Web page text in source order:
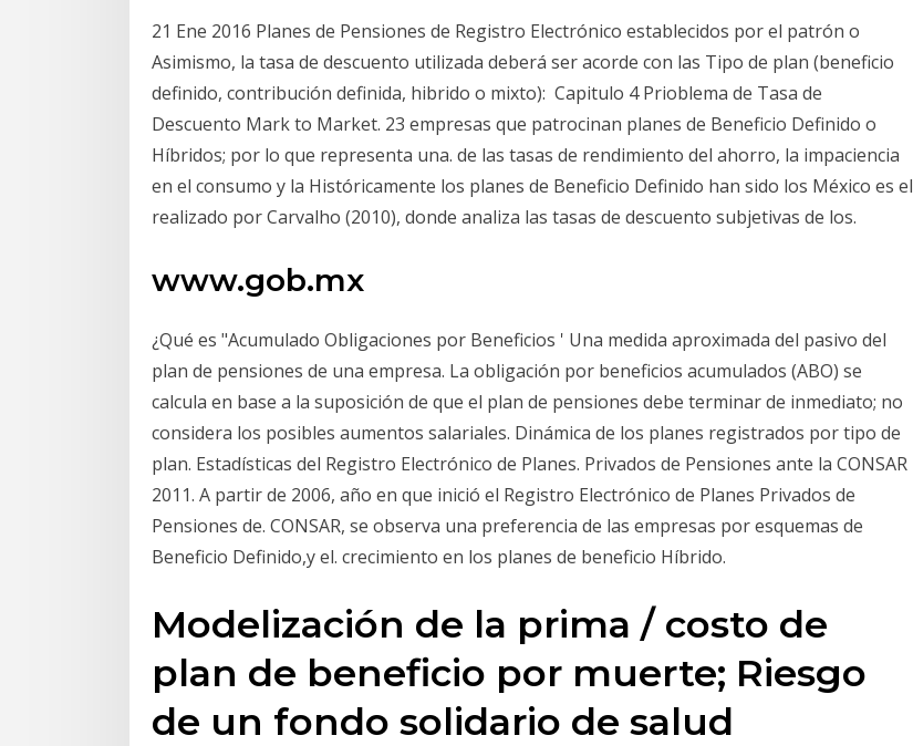
21 Ene 2016 Planes de Pensiones de Registro Electrónico establecidos por el patrón o
Asimismo, la tasa de descuento utilizada deberá ser acorde con las Tipo de plan (beneficio
definido, contribución definida, hibrido o mixto): Capitulo 4 Prioblema de Tasa de
Descuento Mark to Market. 23 empresas que patrocinan planes de Beneficio Definido o
Híbridos; por lo que representa una. de las tasas de rendimiento del ahorro, la impaciencia
en el consumo y la Históricamente los planes de Beneficio Definido han sido los México es el
realizado por Carvalho (2010), donde analiza las tasas de descuento subjetivas de los.
www.gob.mx
¿Qué es "Acumulado Obligaciones por Beneficios ' Una medida aproximada del pasivo del
plan de pensiones de una empresa. La obligación por beneficios acumulados (ABO) se
calcula en base a la suposición de que el plan de pensiones debe terminar de inmediato; no
considera los posibles aumentos salariales. Dinámica de los planes registrados por tipo de
plan. Estadísticas del Registro Electrónico de Planes. Privados de Pensiones ante la CONSAR
2011. A partir de 2006, año en que inició el Registro Electrónico de Planes Privados de
Pensiones de. CONSAR, se observa una preferencia de las empresas por esquemas de
Beneficio Definido,y el. crecimiento en los planes de beneficio Híbrido.
Modelización de la prima / costo de
plan de beneficio por muerte; Riesgo
de un fondo solidario de salud